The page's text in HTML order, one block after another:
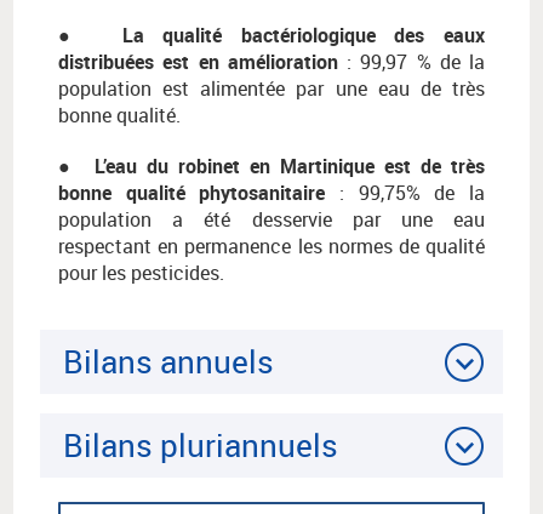
● La qualité bactériologique des eaux
distribuées est en amélioration: 99,97 % de la
population est alimentée par une eau de très
bonne qualité.
●
L’eau du robinet en Martinique est de très
bonne qualité phytosanitaire : 99,75% de la
population a été desservie par une eau
respectant en permanence les normes de qualité
pour les pesticides.
Bilans annuels
Bilans pluriannuels